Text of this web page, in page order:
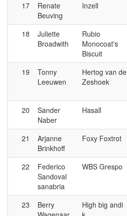
17
Renate
Beuving
Inzell
18
Juliette
Broadwith
Rubio
Monocoat's
Biscuit
19
Tonny
Leeuwen
Hertog van de
Zeshoek
20
Sander
Naber
Hasall
21
Arjanne
Brinkhoff
Foxy Foxtrot
22
Federico
Sandoval
sanabria
WBS Grespo
23
Berry
High big andi